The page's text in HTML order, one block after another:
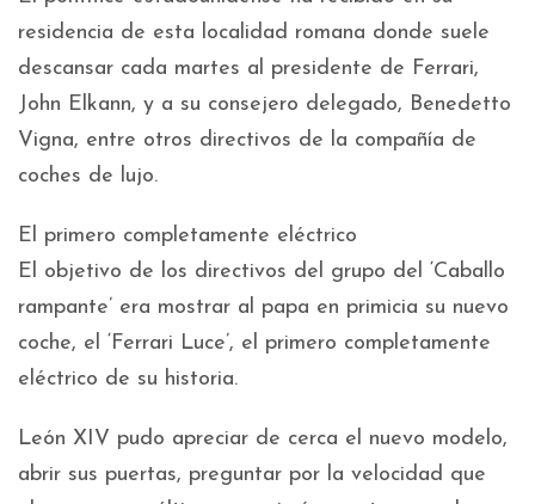
residencia de esta localidad romana donde suele
descansar cada martes al presidente de Ferrari,
John Elkann, y a su consejero delegado, Benedetto
Vigna, entre otros directivos de la compañía de
coches de lujo.
El primero completamente eléctrico
El objetivo de los directivos del grupo del ‘Caballo
rampante’ era mostrar al papa en primicia su nuevo
coche, el ‘Ferrari Luce’, el primero completamente
eléctrico de su historia.
León XIV pudo apreciar de cerca el nuevo modelo,
abrir sus puertas, preguntar por la velocidad que